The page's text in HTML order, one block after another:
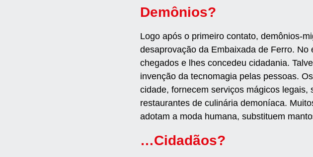
Demônios?
Logo após o primeiro contato, demônios-
desaprovação da Embaixada de Ferro.
chegados e lhes concedeu cidadania.
invenção da tecnomagia pelas pessoas.
cidade, fornecem serviços mágicos
restaurantes de culinária demoníaca.
adotam a moda humana, substituem
…Cidadãos?